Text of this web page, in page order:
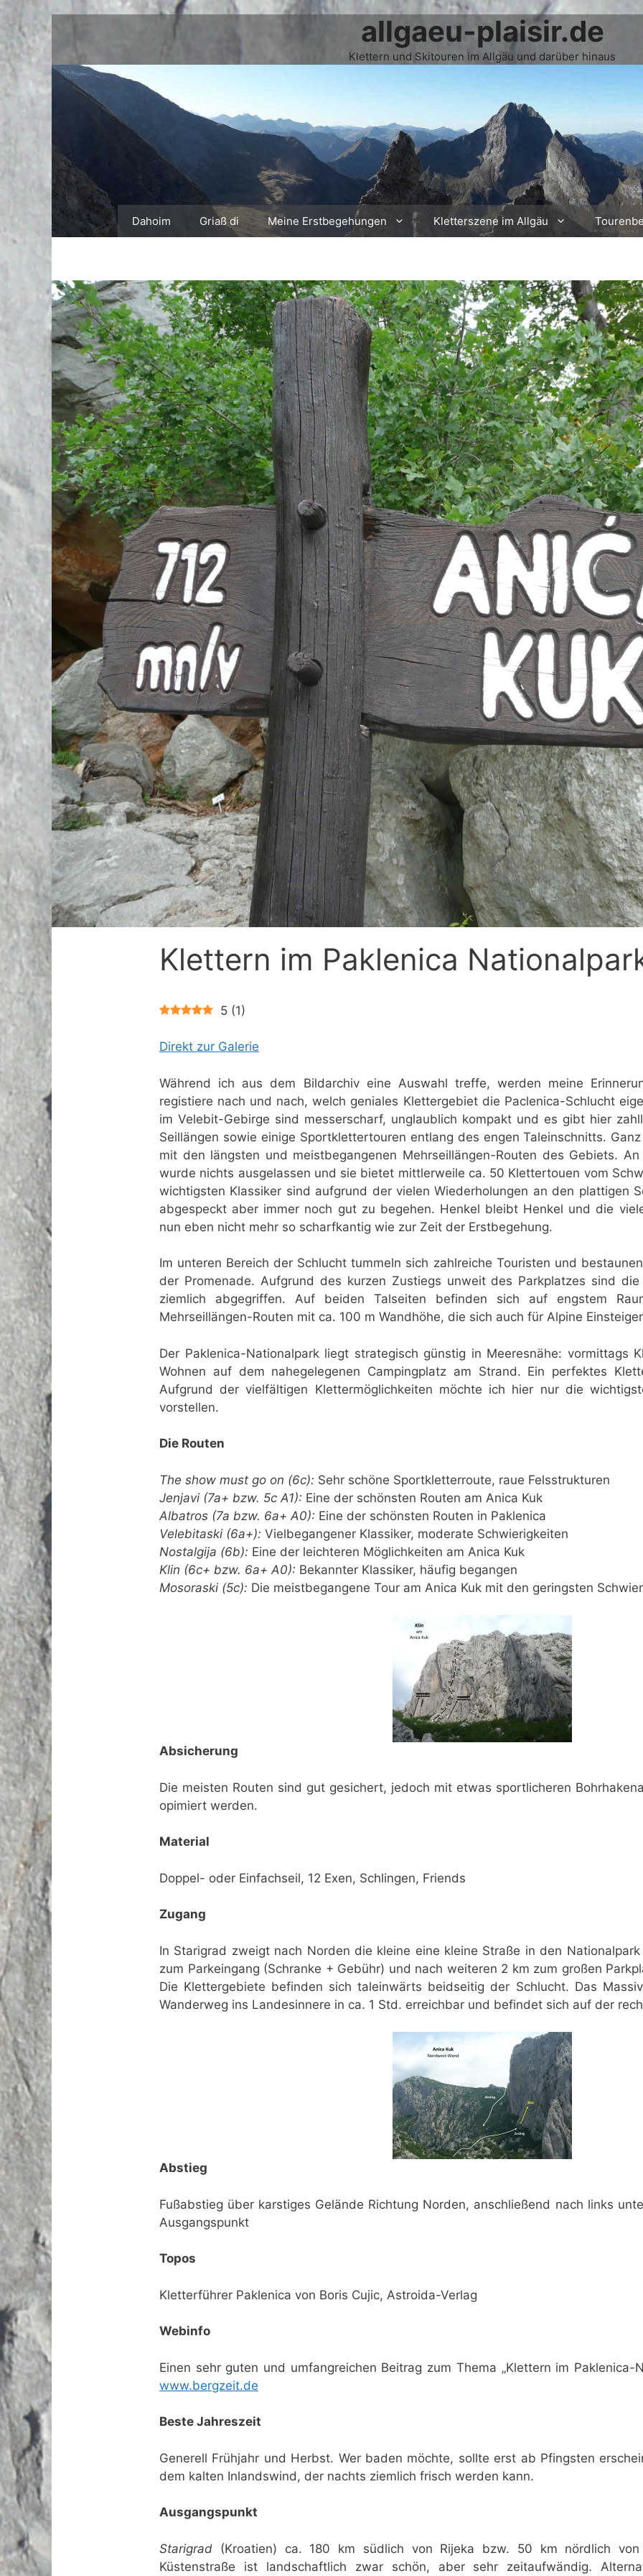
Zum
Inhalt
springen
allgaeu-plaisir.de
Klettern und Skitouren im Allgäu und darüber hinaus
Dahoim Griaß di Meine Erstbegehungen Kletterszene im Allgäu
Klettern im Paklenica
5 (1)
Direkt zur Galerie
Während ich aus dem Bildarchiv eine Auswahl treffe, werden meine
registiere nach und nach, welch geniales Klettergebiet die Paclenica-Schlucht
im Velebit-Gebirge sind messerscharf, unglaublich kompakt und es gibt hier
Seillängen sowie einige Sportklettertouren entlang des engen Taleinschnitts.
mit den längsten und meistbegangenen Mehrseillängen-Routen des Gebiets.
wurde nichts ausgelassen und sie bietet mittlerweile ca. 50 Klettertouen vom
wichtigsten Klassiker sind aufgrund der vielen Wiederholungen an den plattigen
abgespeckt aber immer noch gut zu begehen. Henkel bleibt Henkel und die
nun eben nicht mehr so scharfkantig wie zur Zeit der Erstbegehung.
Im unteren Bereich der Schlucht tummeln sich zahlreiche Touristen und
der Promenade. Aufgrund des kurzen Zustiegs unweit des Parkplatzes sind
ziemlich abgegriffen. Auf beiden Talseiten befinden sich auf engstem
Mehrseillängen-Routen mit ca. 100 m Wandhöhe, die sich auch für Alpine
Der Paklenica-Nationalpark liegt strategisch günstig in Meeresnähe: vormittags
Wohnen auf dem nahegelegenen Campingplatz am Strand. Ein perfektes
Aufgrund der vielfältigen Klettermöglichkeiten möchte ich hier nur die
vorstellen.
Die Routen
The show must go on (6c): Sehr schöne Sportkletterroute, raue Felsstrukturen
Jenjavi (7a+ bzw. 5c A1): Eine der schönsten Routen am Anica Kuk
Albatros (7a bzw. 6a+ A0): Eine der schönsten Routen in Paklenica
Velebitaski (6a+): Vielbegangener Klassiker, moderate Schwierigkeiten
Nostalgija (6b): Eine der leichteren Möglichkeiten am Anica Kuk
Klin (6c+ bzw. 6a+ A0): Bekannter Klassiker, häufig begangen
Mosoraski (5c): Die meistbegangene Tour am Anica Kuk mit den geringsten
Absicherung
Die meisten Routen sind gut gesichert, jedoch mit etwas sportlicheren
opimiert werden.
Material
Doppel- oder Einfachseil, 12 Exen, Schlingen, Friends
Zugang
In Starigrad zweigt nach Norden die kleine eine kleine Straße in den
zum Parkeingang (Schranke + Gebühr) und nach weiteren 2 km zum großen
Die Klettergebiete befinden sich taleinwärts beidseitig der Schlucht. Das
Wanderweg ins Landesinnere in ca. 1 Std. erreichbar und befindet sich auf der
Abstieg
Fußabstieg über karstiges Gelände Richtung Norden, anschließend nach links
Ausgangspunkt
Topos
Kletterführer Paklenica von Boris Cujic, Astroida-Verlag
Webinfo
Einen sehr guten und umfangreichen Beitrag zum Thema „Klettern im Paklenica-
www.bergzeit.de
Beste Jahreszeit
Generell Frühjahr und Herbst. Wer baden möchte, sollte erst ab Pfingsten
dem kalten Inlandswind, der nachts ziemlich frisch werden kann.
Ausgangspunkt
Starigrad (Kroatien) ca. 180 km südlich von Rijeka bzw. 50 km nördlich
Küstenstraße ist landschaftlich zwar schön, aber sehr zeitaufwändig.